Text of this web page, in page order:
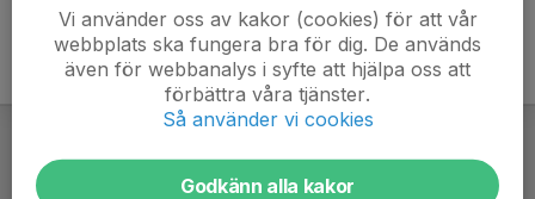
Vi använder oss av kakor (cookies) för att vår
webbplats ska fungera bra för dig. De används
även för webbanalys i syfte att hjälpa oss att
förbättra våra tjänster.
Så använder vi cookies
Godkänn alla kakor